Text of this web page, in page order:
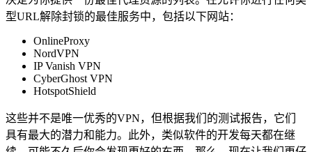
型URL解除封锁的最佳服务中，包括以下网站：
OnlineProxy
NordVPN
IP Vanish VPN
CyberGhost VPN
HotspotShield
这些并不是唯一优秀的VPN，但根据我们的测试报告，它们
具有最大的潜力和能力。此外，类似软件的开发每天都在继